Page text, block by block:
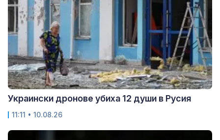
Украински дронове убиха 12 души в Русия
11:11 • 10.08.26